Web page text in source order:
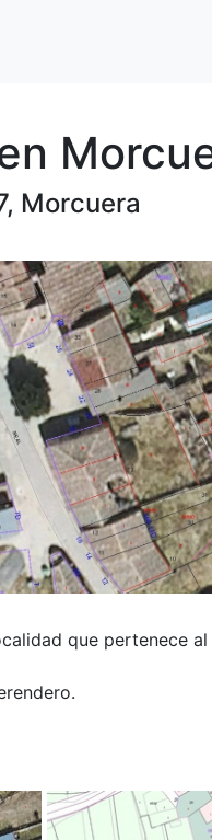
Morcuera
que pertenece